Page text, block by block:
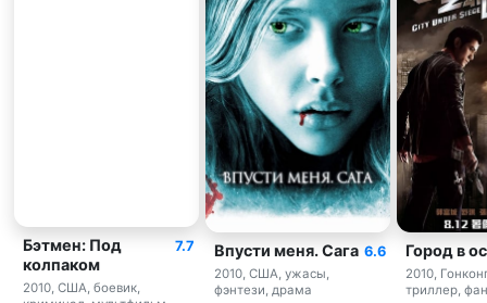
7.7
Бэтмен: Под
колпаком
2010, США, боевик,
6.6
Впусти меня. Сага
2010, США, ужасы,
фэнтези, драма
Город в
2010,
триллер,